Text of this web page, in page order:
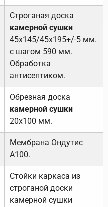
Строганая доска
камерной сушки
45х145/45х195+/-5 мм.
с шагом 590 мм.
Обработка
антисептиком.
Обрезная доска
камерной сушки
20х100 мм.
Мембрана Ондутис
А100.
Стойки каркаса из
строганой доски
камерной сушки